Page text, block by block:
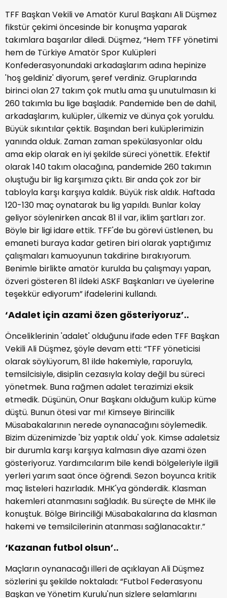
TFF Başkan Vekili ve Amatör Kurul Başkanı Ali Düşmez
fikstür çekimi öncesinde bir konuşma yaparak
takımlara başarılar diledi. Düşmez, “Hem TFF yönetimi
hem de Türkiye Amatör Spor Kulüpleri
Konfederasyonundaki arkadaşlarım adına hepinize
'hoş geldiniz' diyorum, şeref verdiniz. Gruplarında
birinci olan 27 takım çok mutlu ama şu unutulmasın ki
260 takımla bu lige başladık. Pandemide ben de dahil,
arkadaşlarım, kulüpler, ülkemiz ve dünya çok yoruldu.
Büyük sıkıntılar çektik. Başından beri kulüplerimizin
yanında olduk. Zaman zaman spekülasyonlar oldu
ama ekip olarak en iyi şekilde süreci yönettik. Efektif
olarak 140 takım olacağına, pandemide 260 takımın
oluştuğu bir lig karşımıza çıktı. Bir anda çok zor bir
tabloyla karşı karşıya kaldık. Büyük risk aldık. Haftada
120-130 maç oynatarak bu lig yapıldı. Bunlar kolay
geliyor söylenirken ancak 81 il var, iklim şartları zor.
Böyle bir ligi idare ettik. TFF'de bu görevi üstlenen, bu
emaneti buraya kadar getiren biri olarak yaptığımız
çalışmaları kamuoyunun takdirine bırakıyorum.
Benimle birlikte amatör kurulda bu çalışmayı yapan,
özveri gösteren 81 ildeki ASKF Başkanları ve üyelerine
teşekkür ediyorum” ifadelerini kullandı.
‘Adalet için azami özen gösteriyoruz’..
Önceliklerinin 'adalet' olduğunu ifade eden TFF Başkan
Vekili Ali Düşmez, şöyle devam etti: “TFF yöneticisi
olarak söylüyorum, 81 ilde hakemiyle, raporuyla,
temsilcisiyle, disiplin cezasıyla kolay değil bu süreci
yönetmek. Buna rağmen adalet terazimizi eksik
etmedik. Düşünün, Onur Başkanı olduğum kulüp küme
düştü. Bunun ötesi var mı! Kimseye Birincilik
Müsabakalarının nerede oynanacağını söylemedik.
Bizim düzenimizde 'biz yaptık oldu' yok. Kimse adaletsiz
bir durumla karşı karşıya kalmasın diye azami özen
gösteriyoruz. Yardımcılarım bile kendi bölgeleriyle ilgili
yerleri yarım saat önce öğrendi. Sezon boyunca kritik
maç listeleri hazırladık. MHK'ya gönderdik. Klasman
hakemleri atanmasını sağladık. Bu süreçte de MHK ile
konuştuk. Bölge Birinciliği Müsabakalarına da klasman
hakemi ve temsilcilerinin atanması sağlanacaktır.”
‘Kazanan futbol olsun’..
Maçların oynanacağı illeri de açıklayan Ali Düşmez
sözlerini şu şekilde noktaladı: “Futbol Federasyonu
Başkan ve Yönetim Kurulu'nun sizlere selamlarını